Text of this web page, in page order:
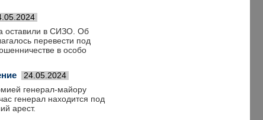
оставили в СИЗО. Об
перевести под
в особо
24.05.2024
генерал-майору
генерал находится под
арест.